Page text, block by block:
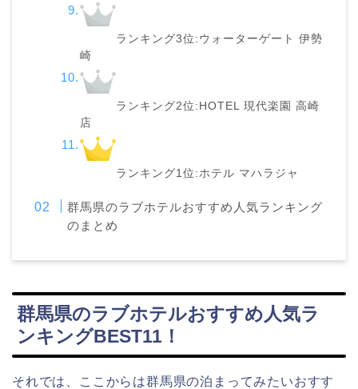
ランキング3位:ウォーターゲート 伊勢
崎
ランキング2位:HOTEL 現代楽園 高崎
店
ランキング1位:ホテル マハラジャ
群馬県のラブホテルおすすめ人気ランキング
のまとめ
群馬県のラブホテルおすすめ人気ラ
ンキングBEST11！
それでは、ここからは群馬県の泊まってみたいおすす